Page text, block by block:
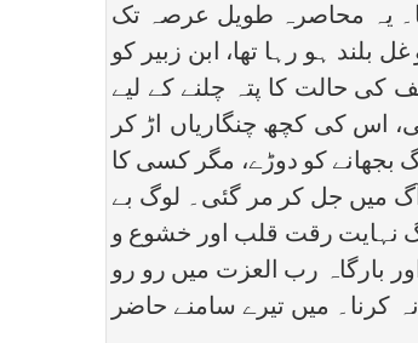
یہ محاصرہ طویل عرصہ تک
ہو رہا تھا، ابن زبیر کو
کی حالت کا پتہ چلنے کے لیے
اس کی کچھ چنگاریاں اڑ کر
بجھانے کو دوڑے، مگر کسی کا
آگ میں جل کر مر گئی۔ لوگ بے
نہایت رقت قلب اور خشوع و
بارگاہ رب العزت میں رو رو
کرنا۔ میں تیرے سامنے حاضر